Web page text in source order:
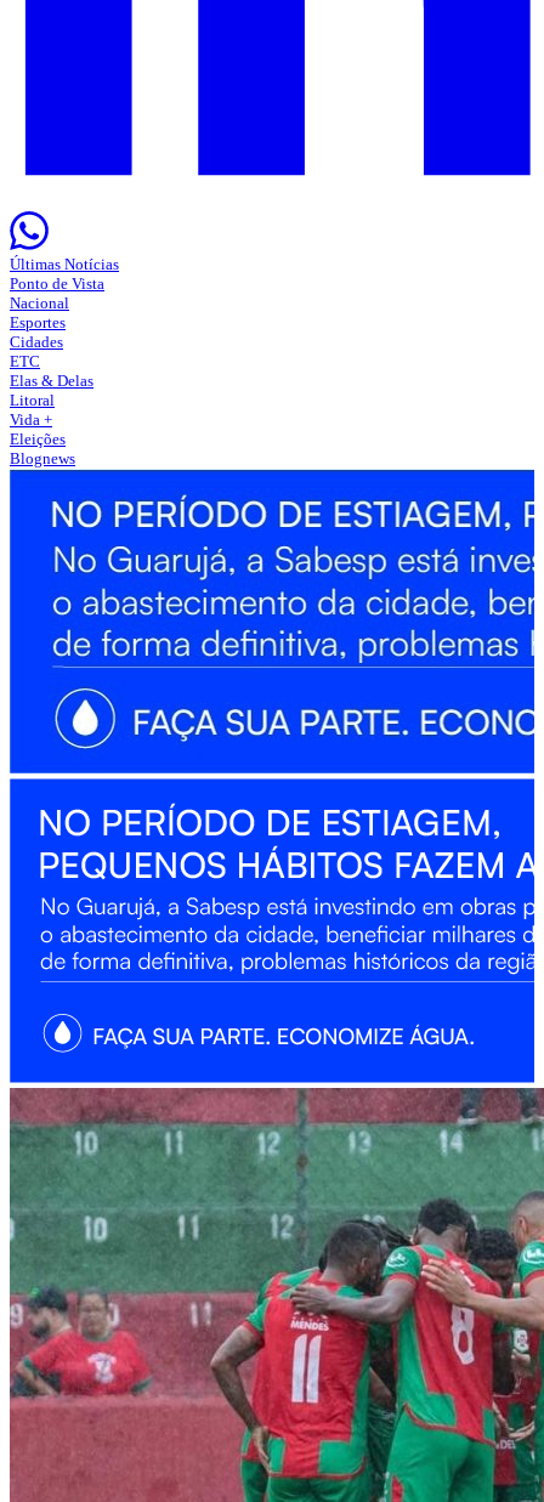
Últimas Notícias
Ponto de Vista
Nacional
Esportes
Cidades
ETC
Elas & Delas
Litoral
Vida +
Eleições
Blognews